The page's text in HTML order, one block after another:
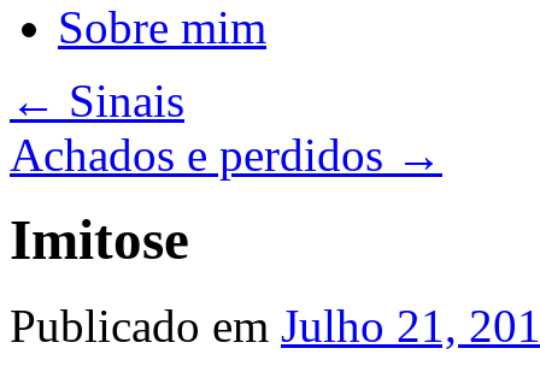
Sobre mim
← Sinais
Achados e perdidos →
Imitose
Publicado em Julho 21,